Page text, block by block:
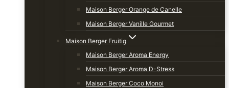
Maison Berger Orange de Canelle
Maison Berger Vanille Gourmet
Maison Berger Fruitig
Maison Berger Aroma Energy
Maison Berger Aroma D-Stress
Maison Berger Coco Monoi